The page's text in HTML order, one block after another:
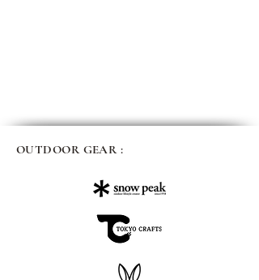
OUTDOOR GEAR :